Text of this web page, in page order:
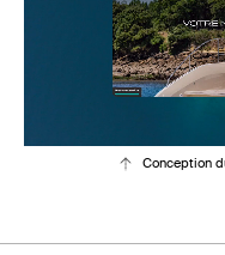
Conception